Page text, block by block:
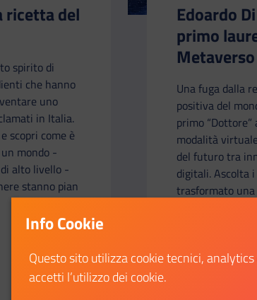
ricetta del
spirito di
che hanno
uno
in Italia.
scopri come è
mondo -
alto livello -
stanno pian
maggiori dettagli su: Isabella Potì – la ricetta
Edoardo
primo
Metaverso
Una fuga dalla
positiva del
primo
modalità
del futuro tra
digitali. Ascolta
trasformato una
Il link ti
Info Cookie
Questo sito utilizza cookie tecnici,
accetti l’utilizzo dei cookie.